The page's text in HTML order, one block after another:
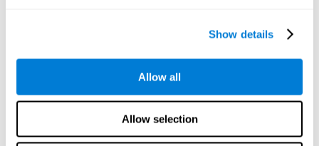
Show details
Allow all
Allow selection
pour notre flexibilité cognitive. Au quotidien, la flexibilité
une rue coupée ou quand une personne inconnue décroche
le téléphone alors que l'on a composé le numéro d'un ami.
Casse - briques: Le jeu consiste à déplacer la plateforme
pour afin de casser toutes les briques. C'est l'attention
focalisée qui entre en jeu. Cette capacité cognitive est
nécessaire pour détecter la présence de voitures ou des